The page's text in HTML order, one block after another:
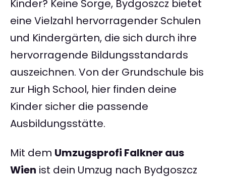
Kinder? Keine Sorge, Bydgoszcz bietet
eine Vielzahl hervorragender Schulen
und Kindergärten, die sich durch ihre
hervorragende Bildungsstandards
auszeichnen. Von der Grundschule bis
zur High School, hier finden deine
Kinder sicher die passende
Ausbildungsstätte.
Mit dem Umzugsprofi Falkner aus
Wien ist dein Umzug nach Bydgoszcz